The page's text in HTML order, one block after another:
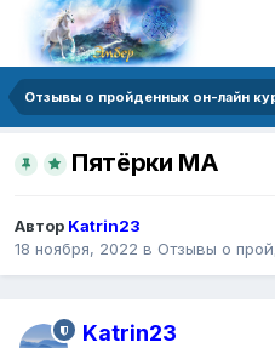
Отзывы о пройденных он-лайн
Пятёрки МА
Автор Katrin23
18 ноября, 2022 в Отзывы о
Katrin23